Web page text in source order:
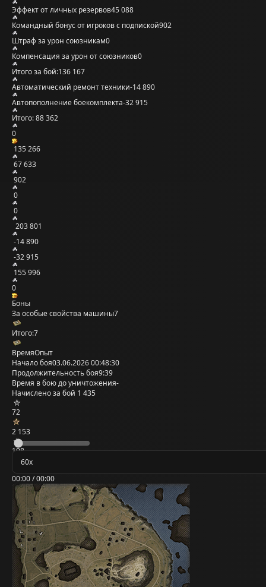
Эффект от личных резервов45 088
Командный бонус от игроков с подпиской902
Штраф за урон союзникам0
Компенсация за урон от союзников0
Итого за бой:136 167
Автоматический ремонт техники-14 890
Автопополнение боекомплекта-32 915
Итого:88 362
0
135 266
67 633
902
0
0
203 801
-14 890
-32 915
155 996
0
Боны
За особые свойства машины7
Итого:7
ВремяОпыт
Начало боя03.06.2026 00:48:30
Продолжительность боя9:39
Время в бою до уничтожения-
Начислено за бой 1 435
72
2 153
108
00:00 / 00:00